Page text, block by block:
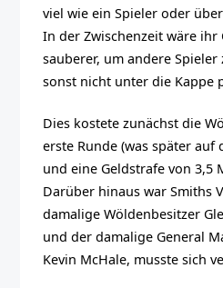
viel wie ein Spieler oder
In der Zwischenzeit wäre ihr
sauberer, um andere
sonst nicht unter die Kappe
Dies kostete zunächst die
erste Runde (was später
und eine Geldstrafe von 3,5
Darüber hinaus war Smiths
damalige Wöldenbesitzer
und der damalige General
Kevin McHale, musste sich